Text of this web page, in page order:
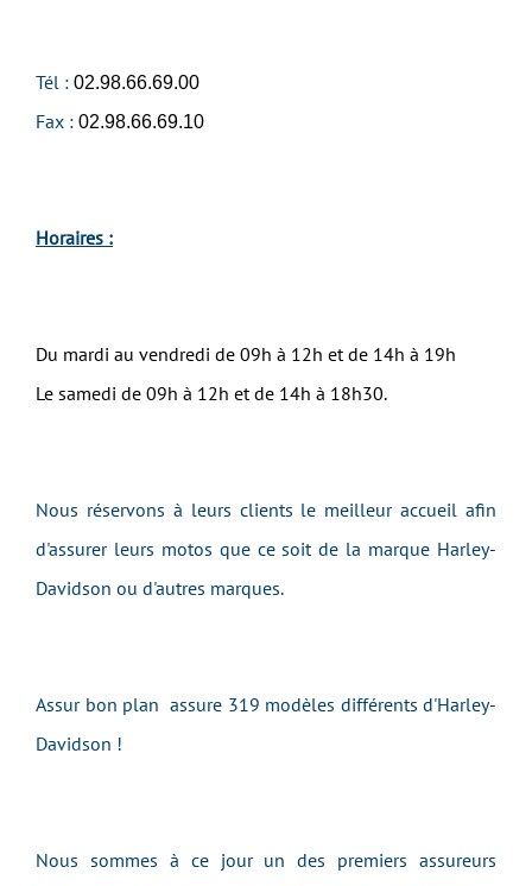
Tél : 02.98.66.69.00
Fax : 02.98.66.69.10
Horaires :
Du mardi au vendredi de 09h à 12h et de 14h à 19h
Le samedi de 09h à 12h et de 14h à 18h30.
Nous réservons à leurs clients le meilleur accueil afin
d'assurer leurs motos que ce soit de la marque Harley-
Davidson ou d'autres marques.
Assur bon plan assure 319 modèles différents d'Harley-
Davidson !
Nous sommes à ce jour un des premiers assureurs